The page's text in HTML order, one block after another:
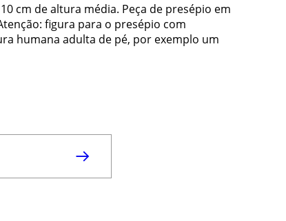
cm de altura média. Peça de presépio em
figura para o presépio com
humana adulta de pé, por exemplo um